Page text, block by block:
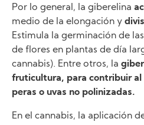
Por lo general, la giberelina
medio de la elongación y
Estimula la germinación de
de flores en plantas de día
cannabis). Entre otros, la
fruticultura, para contribuir al
peras o uvas no polinizadas.
En el cannabis, la aplicación